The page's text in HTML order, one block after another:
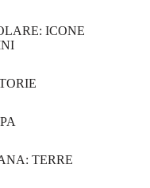
ICONE
TERRE